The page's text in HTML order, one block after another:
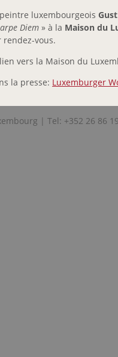
luxembourgeois
arpe Diem » à la Maison du
rendez-vous.
vers la Maison du
la presse: Luxemburger
| Tel: +352 26 86